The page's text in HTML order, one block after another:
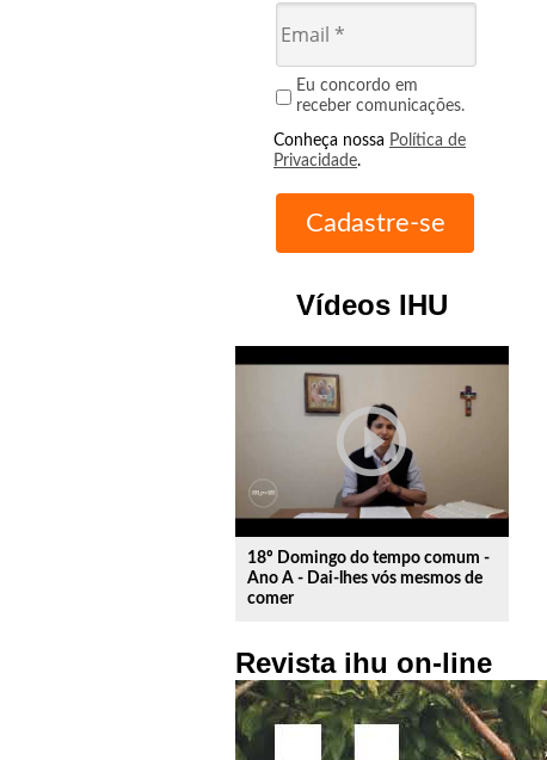
Eu concordo em
receber comunicações.
Conheça nossa Política de
Privacidade.
Vídeos IHU
play_circle_outline
18º Domingo do tempo comum -
Ano A - Dai-lhes vós mesmos de
comer
Revista ihu on-line